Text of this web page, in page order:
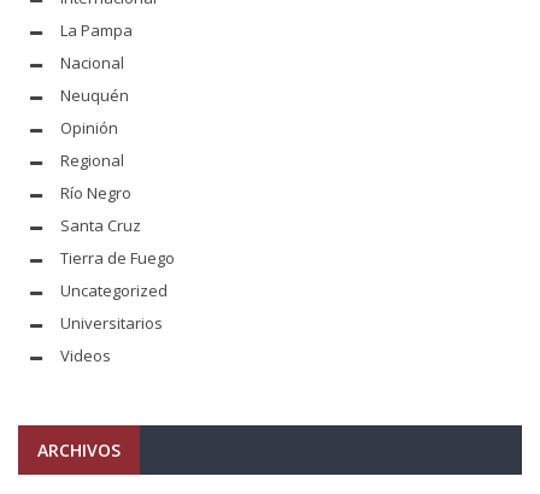
La Pampa
Nacional
Neuquén
Opinión
Regional
Río Negro
Santa Cruz
Tierra de Fuego
Uncategorized
Universitarios
Videos
ARCHIVOS